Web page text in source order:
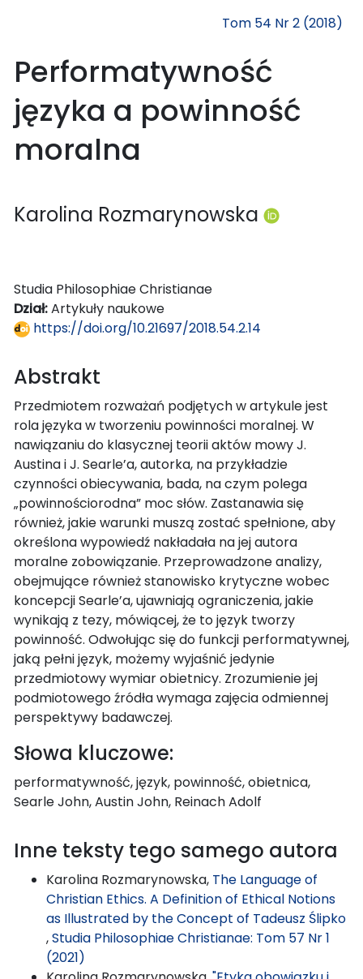
Tom 54 Nr 2 (2018)
Performatywność
języka a powinność
moralna
Karolina Rozmarynowska
Studia Philosophiae Christianae
Dział:Artykuły naukowe
https://doi.org/10.21697/2018.54.2.14
Abstrakt
Przedmiotem rozważań podjętych w artykule jest
rola języka w tworzeniu powinności moralnej. W
nawiązaniu do klasycznej teorii aktów mowy J.
Austina i J. Searle’a, autorka, na przykładzie
czynności obiecywania, bada, na czym polega
„powinnościorodna” moc słów. Zastanawia się
również, jakie warunki muszą zostać spełnione, aby
określona wypowiedź nakładała na jej autora
moralne zobowiązanie. Przeprowadzone analizy,
obejmujące również stanowisko krytyczne wobec
koncepcji Searle’a, ujawniają ograniczenia, jakie
wynikają z tezy, mówiącej, że to język tworzy
powinność. Odwołując się do funkcji performatywnej,
jaką pełni język, możemy wyjaśnić jedynie
przedmiotowy wymiar obietnicy. Zrozumienie jej
podmiotowego źródła wymaga zajęcia odmiennej
perspektywy badawczej.
Słowa kluczowe:
performatywność, język, powinność, obietnica,
Searle John, Austin John, Reinach Adolf
Inne teksty tego samego autora
Karolina Rozmarynowska, The Language of
Christian Ethics. A Definition of Ethical Notions
as Illustrated by the Concept of Tadeusz Ślipko
,Studia Philosophiae Christianae: Tom 57 Nr 1
(2021)